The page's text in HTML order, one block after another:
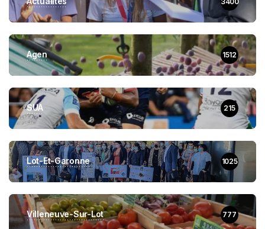
Agen 1512
SUA 215
Lot-Et-Garonne 1025
Villeneuve-Sur-Lot 777